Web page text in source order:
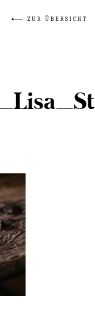
ZUR ÜBERSICHT